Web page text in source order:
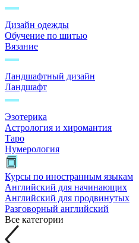
Дизайн одежды
Обучение по шитью
Вязание
Ландшафтный дизайн
Ландшафт
Эзотерика
Астрология и хиромантия
Таро
Нумерология
Курсы по иностранным языкам
Английский для начинающих
Английский для продвинутых
Разговорный английский
Все категории